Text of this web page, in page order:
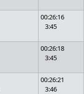
00:26:16
3:45
00:26:18
3:45
00:26:21
3:46